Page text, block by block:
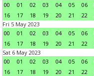
00
01 02 03 04 05 06
16
17 18 19 20 21 22
Fri 5 May 2023
00
01 02 03 04 05 06
16
17 18 19 20 21 22
Sat 6 May 2023
00
01 02 03 04 05 06
16
17 18 19 20 21 22